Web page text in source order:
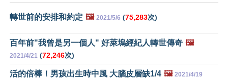
轉世前的安排和約定 🖼️ 2021/5/6 (75,283次)
百年前"我曾是另一個人" 好萊塢經紀人轉世傳奇 🖼️
2021/4/21 (72,246次)
活的倍棒！男孩出生時中風 大腦皮層缺1/4 🖼️ 2021/4/19